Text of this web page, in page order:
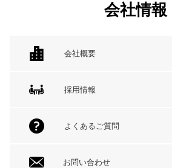
会社情報
会社概要
採用情報
よくあるご質問
お問い合わせ